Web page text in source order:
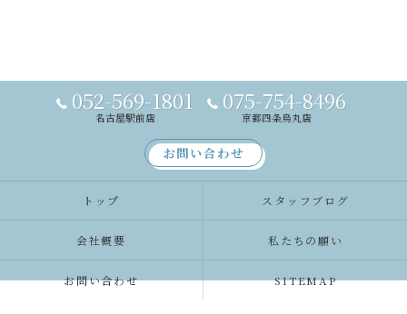
052-569-1801
名古屋駅前店
075-754-8496
京都四条烏丸店
お問い合わせ
トップ スタッフブログ
会社概要 私たちの願い
お問い合わせ SITEMAP